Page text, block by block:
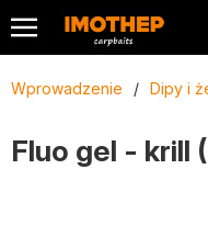
Wprowadzenie / Dipy i
Fluo gel - krill